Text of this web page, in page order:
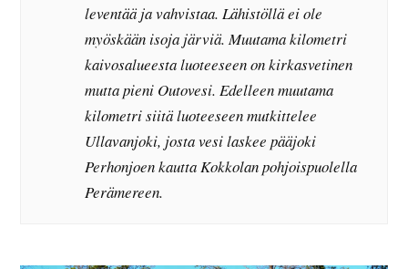
leventää ja vahvistaa. Lähistöllä ei ole
myöskään isoja järviä. Muutama kilometri
kaivosalueesta luoteeseen on kirkasvetinen
mutta pieni Outovesi. Edelleen muutama
kilometri siitä luoteeseen mutkittelee
Ullavanjoki, josta vesi laskee pääjoki
Perhonjoen kautta Kokkolan pohjoispuolella
Perämereen.